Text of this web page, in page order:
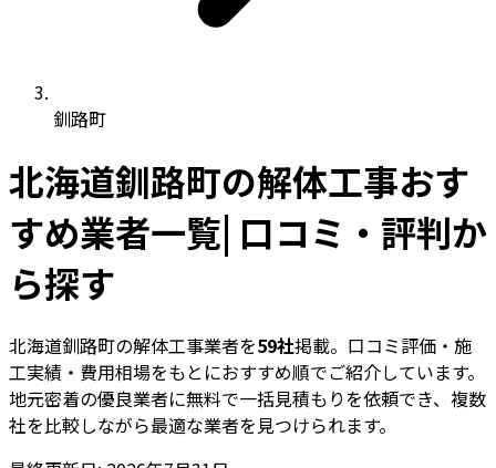
釧路町
北海道釧路町の解体工事おす
すめ業者一覧| 口コミ・評判か
ら探す
北海道釧路町の解体工事業者を59社掲載。口コミ評価・施
工実績・費用相場をもとにおすすめ順でご紹介しています。
地元密着の優良業者に無料で一括見積もりを依頼でき、複数
社を比較しながら最適な業者を見つけられます。